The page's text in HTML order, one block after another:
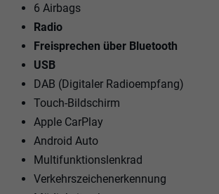
6 Airbags
Radio
Freisprechen über Bluetooth
USB
DAB (Digitaler Radioempfang)
Touch-Bildschirm
Apple CarPlay
Android Auto
Multifunktionslenkrad
Verkehrszeichenerkennung